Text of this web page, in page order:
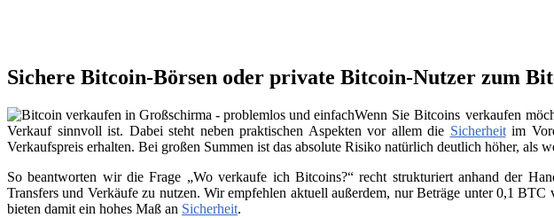
Sichere Bitcoin-Börsen oder private Bitcoin-Nutzer zum
Wenn Sie Bitcoins verkaufen
Verkauf sinnvoll ist. Dabei steht neben praktischen Aspekten vor allem die Sicherheitim
Verkaufspreis erhalten. Bei großen Summen ist das absolute Risiko natürlich deutlich höher, als
So beantworten wir die Frage „Wo verkaufe ich Bitcoins?“ recht strukturiert anhand der
Transfers und Verkäufe zu nutzen. Wir empfehlen aktuell außerdem, nur Beträge unter 0,1
bieten damit ein hohes Maß an Sicherheit.